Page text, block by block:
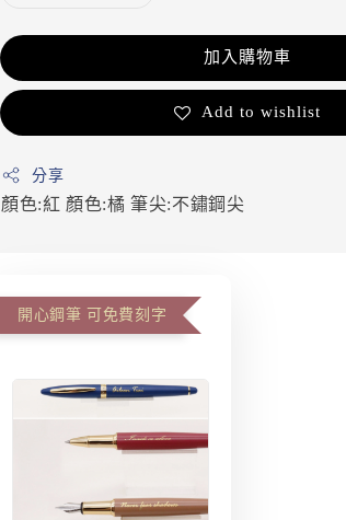
加入購物車
Add to wishlist
分享
顏色:紅 顏色:橘筆尖:不鏽鋼尖
開心鋼筆 可免費刻字